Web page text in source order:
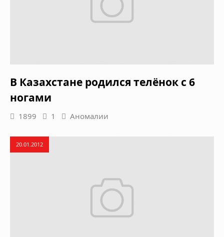
В Казахстане родился телёнок с 6
ногами
1899 1 Аномалии
20.01.2012